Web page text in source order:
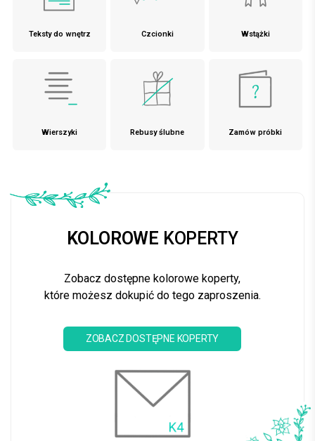
Teksty do wnętrz Czcionki Wstążki
Wierszyki Rebusy ślubne Zamów próbki
KOLOROWE KOPERTY
Zobacz dostępne kolorowe koperty,
które możesz dokupić do tego zaproszenia.
ZOBACZ DOSTĘPNE KOPERTY